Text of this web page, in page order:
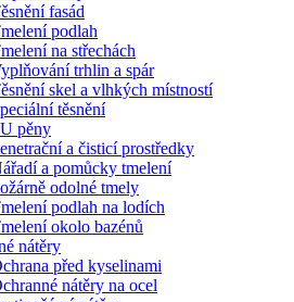
fasád
podlah
na střechách
trhlin a spár
skel a vlhkých místností
těsnění
pěny
a čisticí prostředky
a pomůcky tmelení
odolné tmely
podlah na lodích
okolo bazénů
nátěry
před kyselinami
nátěry na ocel